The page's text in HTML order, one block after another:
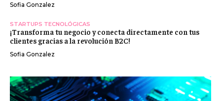
Sofia Gonzalez
STARTUPS TECNOLÓGICAS
¡Transforma tu negocio y conecta directamente con tus
clientes gracias a la revolución B2C!
Sofia Gonzalez